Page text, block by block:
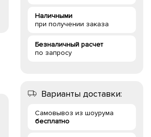
Наличными
при получении заказа
Безналичный расчет
по запросу
Варианты доставки:
Самовывоз из шоурума
бесплатно